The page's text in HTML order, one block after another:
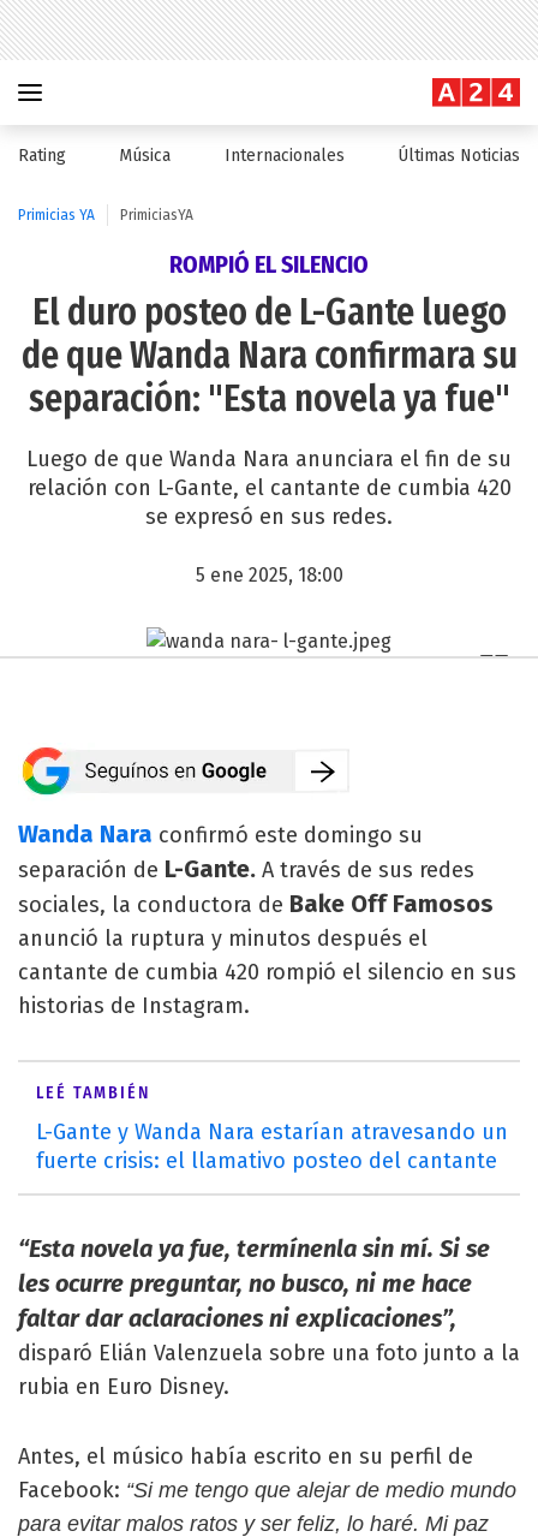
Rating Música Internacionales Últimas Noticias
Primicias YA PrimiciasYA
ROMPIÓ EL SILENCIO
El duro posteo de L-Gante luego
de que Wanda Nara confirmara su
separación: "Esta novela ya fue"
Luego de que Wanda Nara anunciara el fin de su
relación con L-Gante, el cantante de cumbia 420
se expresó en sus redes.
5 ene 2025, 18:00
Wanda Nara confirmó este domingo su
separación de L-Gante. A través de sus redes
sociales, la conductora de Bake Off Famosos
anunció la ruptura y minutos después el
cantante de cumbia 420 rompió el silencio en sus
historias de Instagram.
LEÉ TAMBIÉN
L-Gante y Wanda Nara estarían atravesando un
fuerte crisis: el llamativo posteo del cantante
“Esta novela ya fue, termínenla sin mí. Si se
les ocurre preguntar, no busco, ni me hace
faltar dar aclaraciones ni explicaciones”,
disparó Elián Valenzuela sobre una foto junto a la
rubia en Euro Disney.
Antes, el músico había escrito en su perfil de
Facebook: “Si me tengo que alejar de medio mundo
para evitar malos ratos y ser feliz, lo haré. Mi paz